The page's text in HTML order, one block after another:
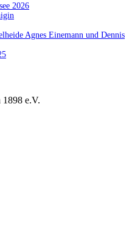
2026
Agnes Einemann und Dennis
1898 e.V.